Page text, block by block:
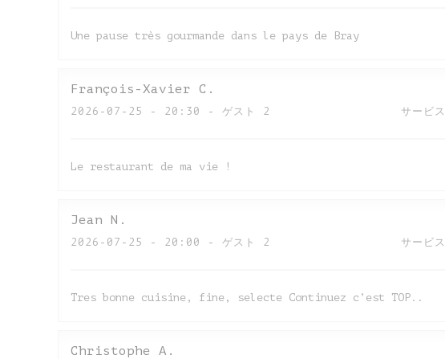
Une pause très gourmande dans le pays de Bray
François-Xavier C
2026-07-25 - 20:30 - ゲスト 2 サービス
Le restaurant de ma vie !
Jean N
2026-07-25 - 20:00 - ゲスト 2 サービス
Tres bonne cuisine, fine, selecte Continuez c’est TOP..
Christophe A